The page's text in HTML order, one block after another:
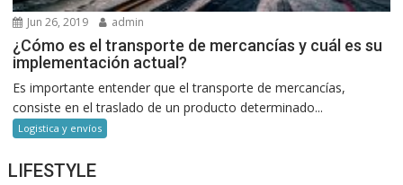
Jun 26, 2019 admin
¿Cómo es el transporte de mercancías y cuál es su
implementación actual?
Es importante entender que el transporte de mercancías,
consiste en el traslado de un producto determinado...
Logistica y envíos
LIFESTYLE